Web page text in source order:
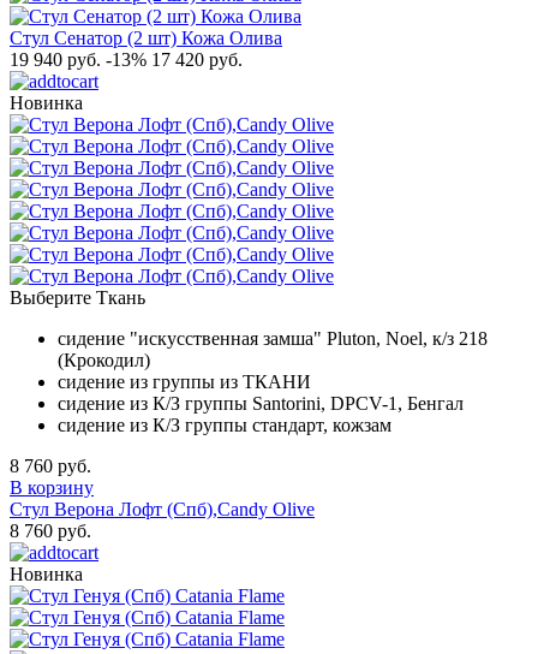
Стул Сенатор (2 шт) Кожа Олива
19 940 руб. -13% 17 420 руб.
Новинка
Выберите Ткань
сидение "искусственная замша" Pluton, Noel, к/з 218
(Крокодил)
сидение из группы из ТКАНИ
сидение из К/З группы Santorini, DPCV-1, Бенгал
сидение из К/З группы стандарт, кожзам
8 760 руб.
В корзину
Стул Верона Лофт (Спб),Candy Olive
8 760 руб.
Новинка